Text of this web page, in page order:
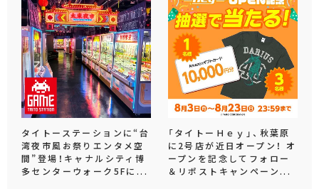
タイトーステーションに“台
湾夜市風お祭りエンタメ空
間”登場！キャナルシティ博
多センターウォーク5Fに...
「タイトーＨｅｙ」、秋葉原
に2号店が近日オープン！ オ
ープンを記念してフォロー
＆リポストキャンペーン...